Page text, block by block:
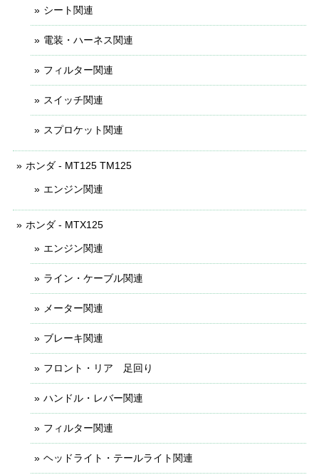
シート関連
電装・ハーネス関連
フィルター関連
スイッチ関連
スプロケット関連
ホンダ - MT125 TM125
エンジン関連
ホンダ - MTX125
エンジン関連
ライン・ケーブル関連
メーター関連
ブレーキ関連
フロント・リア 足回り
ハンドル・レバー関連
フィルター関連
ヘッドライト・テールライト関連